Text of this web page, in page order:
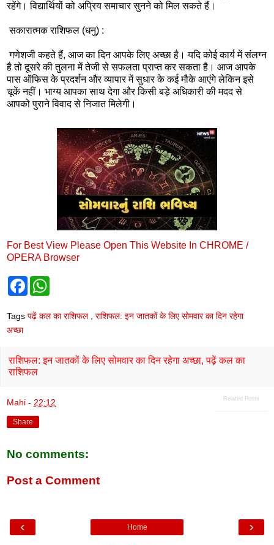
रहेंगे। विद्यार्थियों को अप्रिय समाचार सुनने को मिल सकते हैं।
सकारात्मक राशिफल (धनु) :
गणेशजी कहते हैं, आज का दिन आपके लिए अच्छा है। यदि कोई कार्य में संलग्न
है तो दूसरे की तुलना में तेजी से सफलता प्राप्त कर सकता है। आज आपके
पास ऑफिस के प्रदर्शन और व्यापार में सुधार के कई मौके आएंगे लेकिन इसे
चूकें नहीं। भाग्य आपका साथ देगा और किसी बड़े अधिकारी की मदद से
आपको पुराने विवाद से निजात मिलेगी।
For Best View Please Open This Website In CHROME /
OPERA Browser
F
b
s
Tags पढ़ें कल का राशिफल
राशिफल: इन जातकों के लिए सोमवार का दिन रहेगा
अच्छा
राशिफल: इन जातकों के लिए सोमवार का दिन रहेगा अच्छा, पढ़ें कल का
राशिफल
Related Posts
Mahi - 22:12
Share
No comments:
Post a Comment
‹ ›
Home